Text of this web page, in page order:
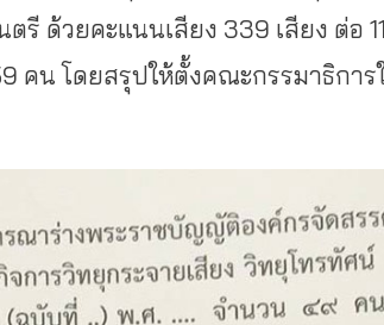
ด้วยคะแนนเสียง 339 เสียง ต่อ
คน โดยสรุปให้ตั้งคณะกรรมาธิการ